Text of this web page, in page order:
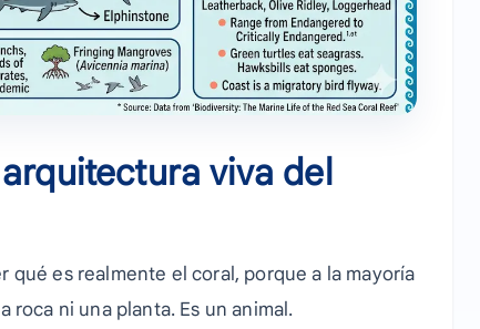
viva del
es realmente el coral, porque a la mayoría
roca ni una planta. Es un animal.